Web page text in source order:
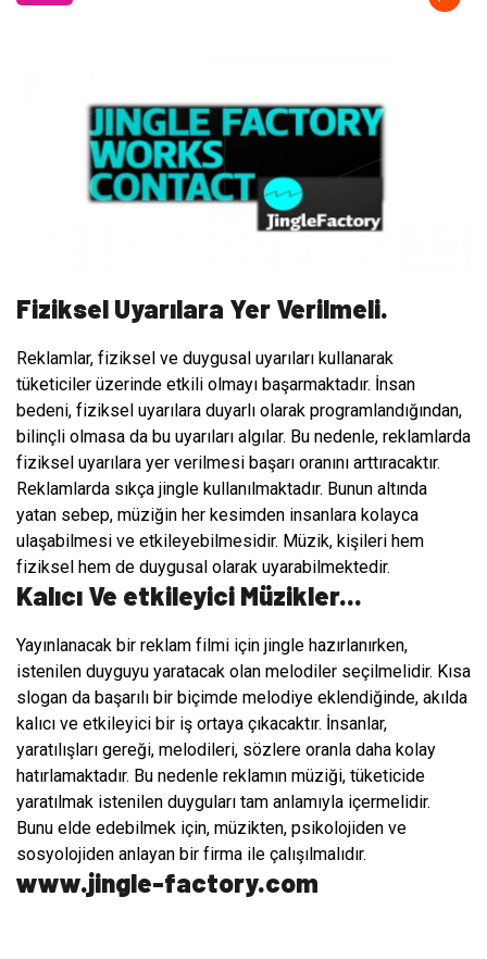
Fiziksel Uyarılara Yer Verilmeli.
Reklamlar, fiziksel ve duygusal uyarıları kullanarak
tüketiciler üzerinde etkili olmayı başarmaktadır. İnsan
bedeni, fiziksel uyarılara duyarlı olarak programlandığından,
bilinçli olmasa da bu uyarıları algılar. Bu nedenle, reklamlarda
fiziksel uyarılara yer verilmesi başarı oranını arttıracaktır.
Reklamlarda sıkça jingle kullanılmaktadır. Bunun altında
yatan sebep, müziğin her kesimden insanlara kolayca
ulaşabilmesi ve etkileyebilmesidir. Müzik, kişileri hem
fiziksel hem de duygusal olarak uyarabilmektedir.
Kalıcı Ve etkileyici Müzikler...
Yayınlanacak bir reklam filmi için jingle hazırlanırken,
istenilen duyguyu yaratacak olan melodiler seçilmelidir. Kısa
slogan da başarılı bir biçimde melodiye eklendiğinde, akılda
kalıcı ve etkileyici bir iş ortaya çıkacaktır. İnsanlar,
yaratılışları gereği, melodileri, sözlere oranla daha kolay
hatırlamaktadır. Bu nedenle reklamın müziği, tüketicide
yaratılmak istenilen duyguları tam anlamıyla içermelidir.
Bunu elde edebilmek için, müzikten, psikolojiden ve
sosyolojiden anlayan bir firma ile çalışılmalıdır.
www.jingle-factory.com